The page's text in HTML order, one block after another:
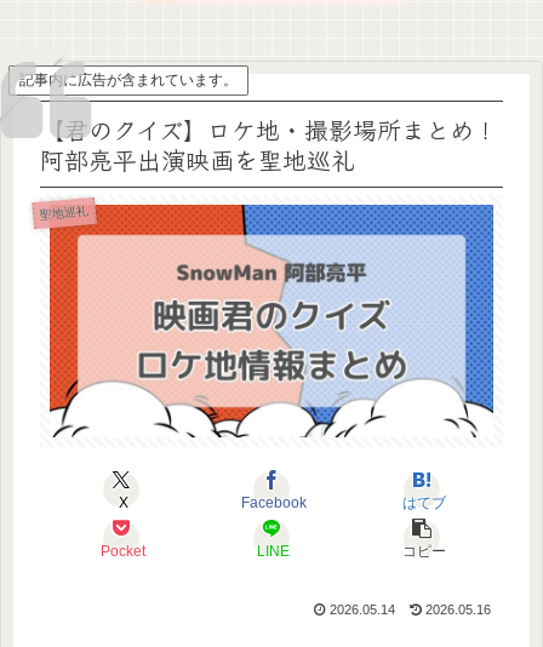
記事内に広告が含まれています。
【君のクイズ】ロケ地・撮影場所まとめ！
阿部亮平出演映画を聖地巡礼
聖地巡礼
X Facebook はてブ
Pocket LINE コピー
2026.05.14 2026.05.16